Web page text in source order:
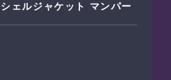
ェルジャケット マンパー